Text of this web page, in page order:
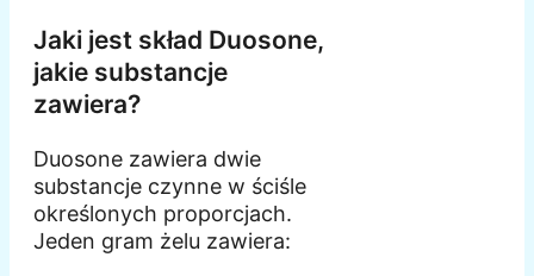
Jaki jest skład Duosone,
jakie substancje
zawiera?
Duosone zawiera dwie
substancje czynne w ściśle
określonych proporcjach.
Jeden gram żelu zawiera: